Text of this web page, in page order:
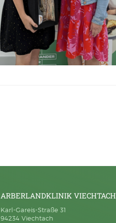
ARBERLANDKLINIK VIECHTACH
Karl-Gareis-Straße 31
94234 Viechtach